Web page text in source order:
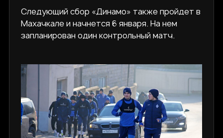
Следующий сбор «Динамо» также пройдет в
Махачкале и начнется 6 января. На нем
запланирован один контрольный матч.